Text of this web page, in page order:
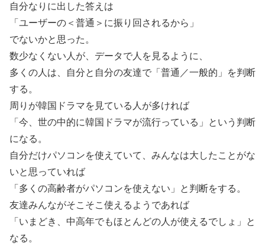
自分なりに出した答えは
「ユーザーの＜普通＞に振り回されるから」
でないかと思った。
数少なくない人が、データで人を見るように、
多くの人は、自分と自分の友達で「普通／一般的」を判断
する。
周りが韓国ドラマを見ている人が多ければ
「今、世の中的に韓国ドラマが流行っている」という判断
になる。
自分だけパソコンを使えていて、みんなは大したことがな
いと思っていれば
「多くの高齢者がパソコンを使えない」と判断をする。
友達みんながそこそこ使えるようであれば
「いまどき、中高年でもほとんどの人が使えるでしょ」と
なる。